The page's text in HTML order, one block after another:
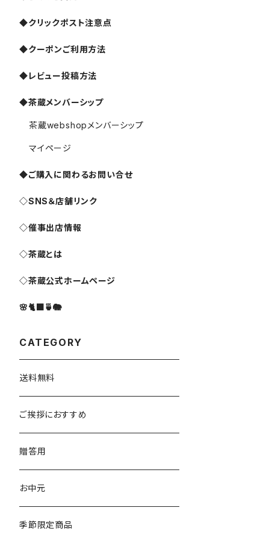
◆クリックポスト注意点
◆クーポンご利用方法
◆レビュー投稿方法
◆茶蔵メンバーシップ
茶蔵webshopメンバーシップ
マイページ
◆ご購入に関わるお問い合せ
◇SNS＆店舗リンク
◇催事出店情報
◇茶蔵とは
◇茶蔵公式ホームページ
🌸🐈‍⬛🍵🐘
CATEGORY
送料無料
ご挨拶におすすめ
贈答用
お中元
季節限定商品